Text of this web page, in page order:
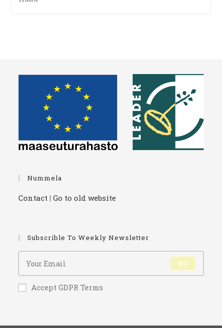
Nummela
Contact |Go to old website
Subscrible To Weekly Newsletter
GO
Accept GDPR Terms